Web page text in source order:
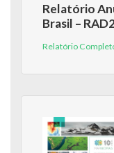
Relatório
Brasil –
Relatório